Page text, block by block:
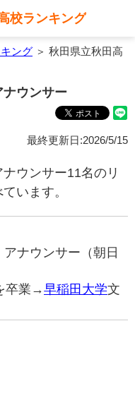
校ランキング
ング ＞ 秋田県立秋田高
ウンサー
最終更新日:2026/5/15
ウンサー11名のリ
います。
ナウンサー（朝日
卒業→早稲田大学文